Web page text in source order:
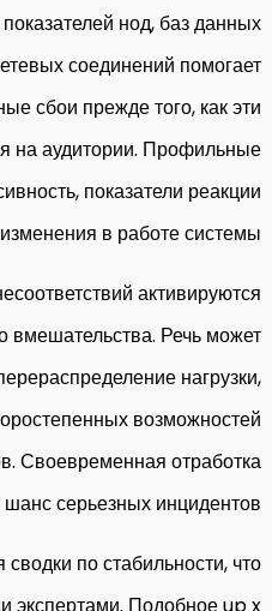
нод, баз данных
соединений помогает
сбои прежде того, как эти
на аудитории. Профильные
показатели реакции
в работе системы.
активируются
вмешательства. Речь может
нагрузки,
возможностей
Своевременная отработка
серьезных инцидентов.
по стабильности, что
экспертами. Подобное up x